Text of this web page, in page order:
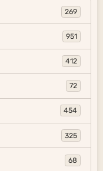
269
951
412
72
454
325
68